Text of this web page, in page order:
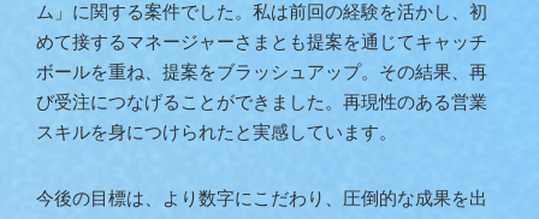
ム」に関する案件でした。私は前回の経験を活かし、初
めて接するマネージャーさまとも提案を通じてキャッチ
ボールを重ね、提案をブラッシュアップ。その結果、再
び受注につなげることができました。再現性のある営業
スキルを身につけられたと実感しています。
今後の目標は、より数字にこだわり、圧倒的な成果を出